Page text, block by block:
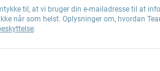
til, at vi bruger din e-mailadresse til at
når som helst. Oplysninger om, hvordan
.